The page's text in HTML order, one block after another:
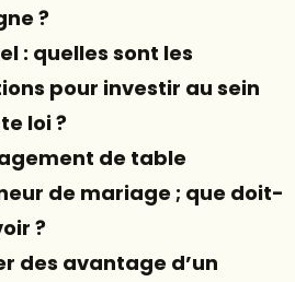
?
: quelles sont les
pour investir au sein
loi ?
de table
de mariage ; que doit-
?
des avantage d’un